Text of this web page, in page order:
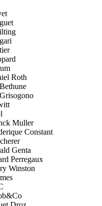
Roth
Muller
Constant
Genta
Perregaux
Winston